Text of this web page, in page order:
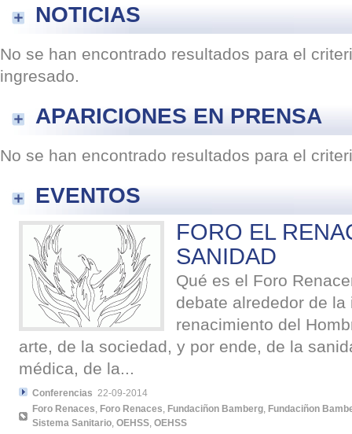
NOTICIAS
No se han encontrado resultados para el
ingresado.
APARICIONES EN PRENSA
No se han encontrado resultados para el
EVENTOS
FORO EL
SANIDAD
Qué es el Foro
debate alrededor de
renacimiento del
arte, de la sociedad, y por ende, de la
médica, de la...
Conferencias 22-09-2014
Foro Renaces, Foro Renaces, Fundaciñon Bamberg, Fundaciñon
Sistema Sanitario, OEHSS, OEHSS